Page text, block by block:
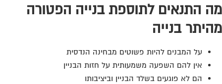
התנאים לתוספת בנייה הפטורה
בנייה
על המבנים להיות פשוטים מבחינה הנדסית
אין להם השפעה משמעותית על חזות הבניין
הם לא פוגעים בשלד הבניין וביציבותו